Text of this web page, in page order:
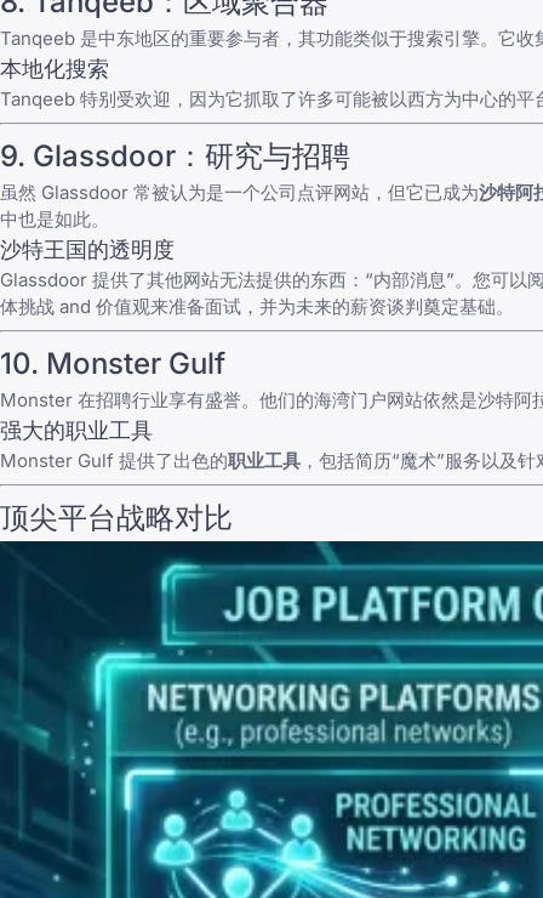
Tanqeeb 是中东地区的重要参与者，其功能类似于搜索引擎。它
本地化搜索
Tanqeeb 特别受欢迎，因为它抓取了许多可能被以西方为中心的
9. Glassdoor：研究与招聘
虽然 Glassdoor 常被认为是一个公司点评网站，但它已成为沙特阿
中也是如此。
沙特王国的透明度
Glassdoor 提供了其他网站无法提供的东西：“内部消息”。您可
体挑战 and 价值观来准备面试，并为未来的薪资谈判奠定基础。
10. Monster Gulf
Monster 在招聘行业享有盛誉。他们的海湾门户网站依然是沙特
强大的职业工具
Monster Gulf 提供了出色的职业工具 ，包括简历“魔术”服务以及
顶尖平台战略对比